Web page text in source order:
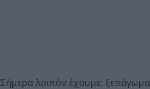
Σήμερα λοιπόν έχουμε: ξεπάγωμα